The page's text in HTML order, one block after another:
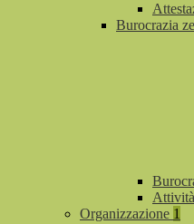
Burocrazia
Organizzazione 1